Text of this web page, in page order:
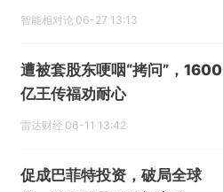
智能相对论 06-27 13:13
遭被套股东哽咽“拷问”，1600
亿王传福劝耐心
雷达财经 06-11 13:42
促成巴菲特投资，破局全球